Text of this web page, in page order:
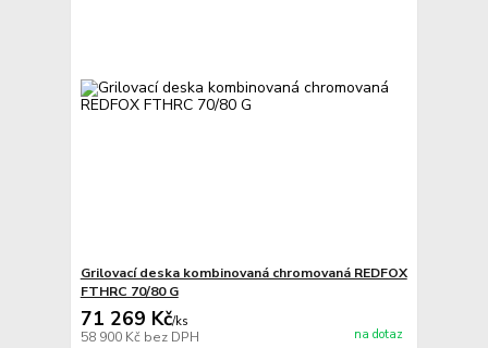
Grilovací deska kombinovaná chromovaná REDFOX
FTHRC 70/80 G
71 269 Kč/ks
58 900 Kč bez DPH na dotaz